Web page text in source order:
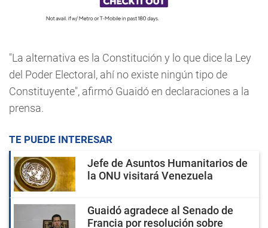
"La alternativa es la Constitución y lo que dice la Ley
del Poder Electoral, ahí no existe ningún tipo de
Constituyente", afirmó Guaidó en declaraciones a la
prensa.
TE PUEDE INTERESAR
Jefe de Asuntos Humanitarios de
la ONU visitará Venezuela
Guaidó agradece al Senado de
Francia por resolución sobre